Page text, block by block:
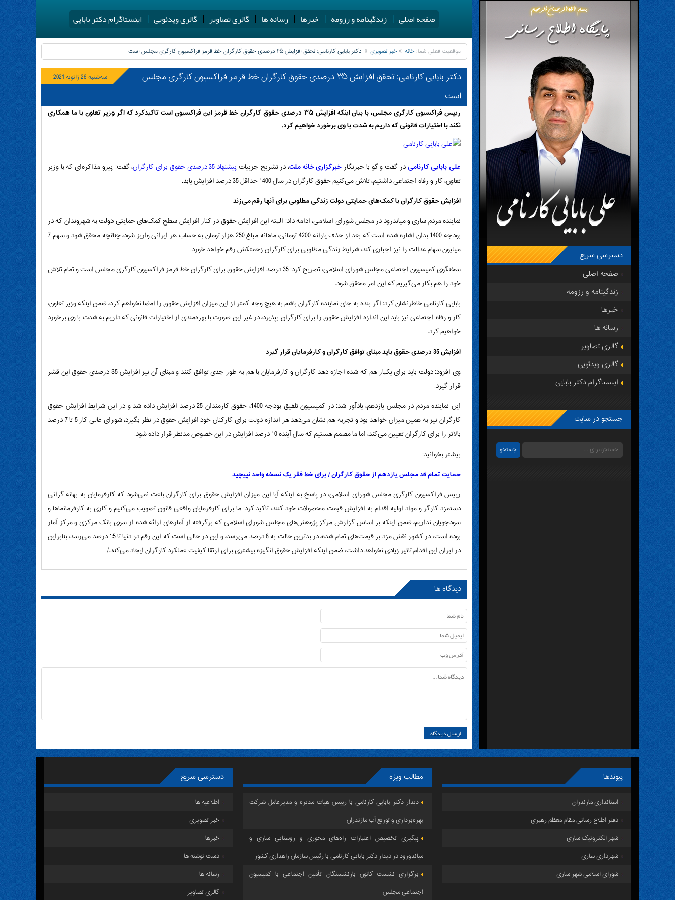
دسترسی سریع
صفحه اصلی
زندگینامه و رزومه
خبرها
رسانه ها
گالری تصاویر
گالری ویدئویی
اینستاگرام دکتر بابایی
جستجو در سایت
صفحه اصلی زندگینامه و رزومه خبرها رسانه ها گالری تصاویر گالری ویدئویی اینستاگرام دکتر بابایی
موقعیت فعلی شما: خانه خبر تصویری دکتر بابایی کارنامی: تحقق افزایش ۳۵ درصدی حقوق کارگران خط قرمز فراکسیون کارگری مجلس است
دکتر بابایی کارنامی: تحقق افزایش ۳۵ درصدی حقوق کارگران خط قرمز فراکسیون کارگری مجلس
است
سه‌شنبه 26 ژانویه 2021
رییس فراکسیون کارگری مجلس، با بیان اینکه افزایش ۳۵ درصدی حقوق کارگران خط قرمز این فراکسیون است تاکیدکرد که اگر وزیر تعاون با ما همکاری
نکند با اختیارات قانونی که داریم به شدت با وی برخورد خواهیم کرد.
علی باباییکارنامی در گفت‌ و گو با خبرنگارخبرگزاری خانه ملت، در تشریح جزییاتپیشنهاد 35 درصدی حقوق برای کارگران
، گفت: پیرو مذاکره‌ای که با وزیر
تعاون، کار و رفاه اجتماعی داشتیم، تلاش می‌کنیم حقوق کارگران در سال 1400 حداقل 35 درصد افزایش یابد.
افزایش حقوق کارگران با کمک‌های حمایتی دولت زندگی مطلوبی برای آنها رقم می‌زند
نماینده مردم ساری و میاندرود در مجلس شورای اسلامی، ادامه داد: البته این افزایش حقوق در کنار افزایش سطح کمک‌های حمایتی دولت به شهروندان که در
بودجه 1400 بدان اشاره شده است که بعد از حذف یارانه 4200 تومانی، ماهانه مبلغ 250 هزار تومان به حساب هر ایرانی واریز شود، چنانچه محقق شود و سهم 7
میلیون سهام عدالت را نیز اجباری کند، شرایط زندگی مطلوبی برای کارگران زحمتکش رقم خواهد خورد.
سخنگوی کمیسیون اجتماعی مجلس شورای اسلامی، تصریح کرد: 35 درصد افزایش حقوق برای کارگران خط قرمز فراکسیون کارگری مجلس است و تمام تلاش
خود را هم بکار می‌گیریم که این امر محقق شود.
بابایی کارنامی خاطرنشان کرد: اگر بنده به جای نماینده کارگران باشم به هیچ وجه کمتر از این میزان افزایش حقوق را امضا نخواهم کرد، ضمن اینکه وزیر تعاون،
کار و رفاه اجتماعی نیز باید این اندازه افزایش حقوق را برای کارگران بپذیرد، در غیر این صورت با بهره‌مندی از اختیارات قانونی که داریم به شدت با وی برخورد
خواهیم کرد.
افزایش 35 درصدی حقوق باید مبنای توافق کارگران و کارفرمایان قرار گیرد
وی افزود: دولت باید برای یکبار هم که شده اجازه دهد کارگران و کارفرمایان با هم به طور جدی توافق کنند و مبنای آن نیز افزایش 35 درصدی حقوق این قشر
قرار گیرد.
این نماینده مردم در مجلس یازدهم، یادآور شد: در کمیسیون تلفیق بودجه 1400، حقوق کارمندان 25 درصد افزایش داده شد و در این شرایط افزایش حقوق
کارگران نیز به همین میزان خواهد بود و تجربه هم نشان می‌دهد هر اندازه دولت برای کارکنان خود افزایش حقوق در نظر بگیرد، شورای عالی کار 5 تا 7 درصد
بالاتر را برای کارگران تعیین می‌کند، اما ما مصمم هستیم که سال آینده 10 درصد افزایش در این خصوص مدنظر قرار داده شود.
بیشتر بخوانید:
حمایت تمام قد مجلس یازدهم از حقوق کارگران / برای خط فقر یک نسخه واحد نپیچید
رییس فراکسیون کارگری مجلس شورای اسلامی، در پاسخ به اینکه آیا این میزان افزایش حقوق برای کارگران باعث نمی‌شود که کارفرمایان به بهانه گرانی
دستمزد کارگر و مواد اولیه اقدام به افزایش قیمت محصولات خود کنند، تاکید کرد: ما برای کارفرمایان واقعی قانون تصویب می‌کنیم و کاری به کارفرمانماها و
سودجویان نداریم، ضمن اینکه بر اساس گزارش مرکز پژوهش‌های مجلس شورای اسلامی که برگرفته از آمارهای ارائه شده از سوی بانک مرکزی و مرکز آمار
بوده است، در کشور نقش مزد بر قیمت‌های تمام شده، در بدترین حالت به 8 درصد می‌رسد، و این در حالی است که این رقم در دنیا تا 15 درصد می‌رسد، بنابراین
در ایران این اقدام تاثیر زیادی نخواهد داشت، ضمن اینکه افزایش حقوق انگیزه بیشتری برای ارتقا کیفیت عملکرد کارگران ایجاد می‌کند./
دیدگاه ها
پیوندها
استانداری مازندران
دفتر اطلاع رسانی مقام معظم رهبری
شهر الکترونیک ساری
شهرداری ساری
شورای اسلامی شهر ساری
مطالب ویژه
دیدار دکتر بابایی کارنامی با رییس هیات مدیره و مدیرعامل شرکت
بهره‌برداری و توزیع آب مازندران
پیگیری تخصیص اعتبارات راه‌های محوری و روستایی ساری و
میاندورود در دیدار دکتر بابایی کارنامی با رئیس سازمان راهداری کشور
برگزاری نشست کانون بازنشستگان تأمین اجتماعی با کمیسیون
اجتماعی مجلس
دسترسی سریع
اطلاعیه ها
خبر تصویری
خبرها
دست نوشته ها
رسانه ها
گالری تصاویر